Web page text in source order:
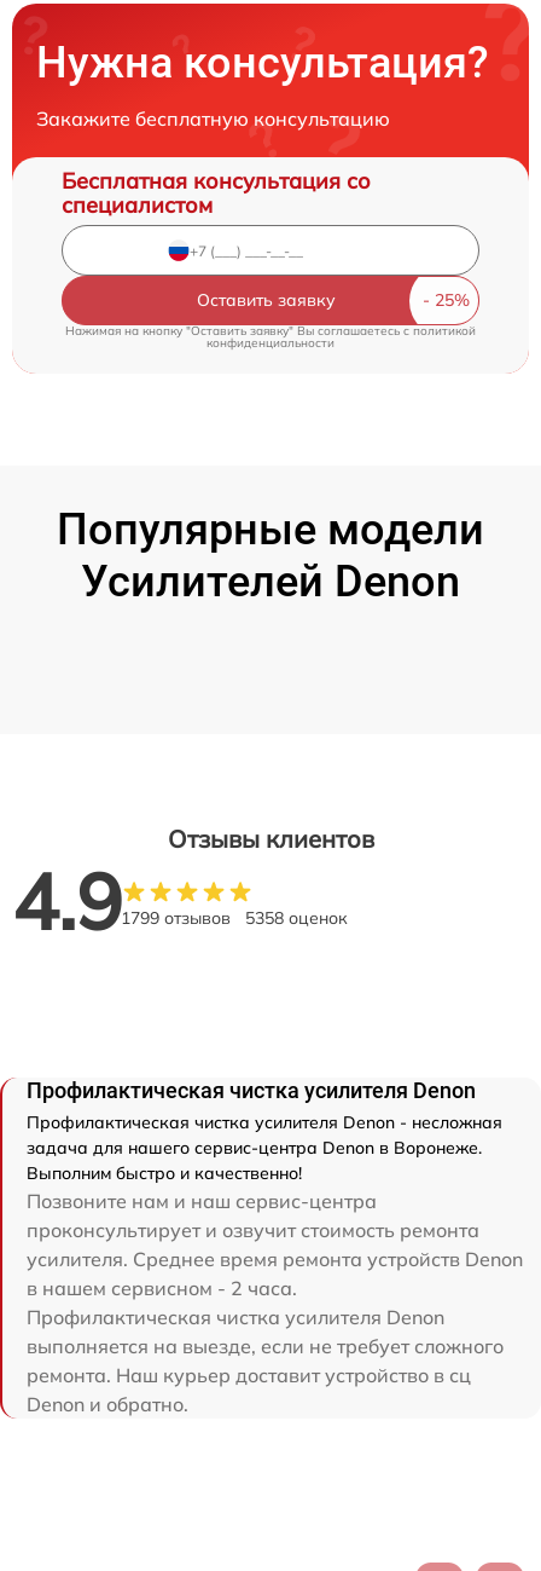
Нужна консультация?
Закажите бесплатную консультацию
Бесплатная консультация со
специалистом
Оставить заявку
Нажимая на кнопку "Оставить заявку" Вы соглашаетесь c политикой
конфиденциальности
Популярные модели
Усилителей Denon
Отзывы клиентов
4.91799 отзывов 5358 оценок
Профилактическая чистка усилителя Denon
Профилактическая чистка усилителя Denon - несложная
задача для нашего сервис-центра Denon в Воронеже.
Выполним быстро и качественно!
Позвоните нам и наш сервис-центра
проконсультирует и озвучит стоимость ремонта
усилителя. Среднее время ремонта устройств Denon
в нашем сервисном - 2 часа.
Профилактическая чистка усилителя Denon
выполняется на выезде, если не требует сложного
ремонта. Наш курьер доставит устройство в сц
Denon и обратно.